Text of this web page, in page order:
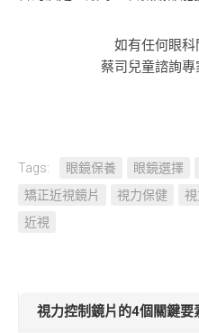
如有任何眼科
蔡司兒童諮詢
Tags: 眼鏡保養 眼鏡選擇
矯正近視鏡片
視力保健
近視
視力控制鏡片的4個關鍵要